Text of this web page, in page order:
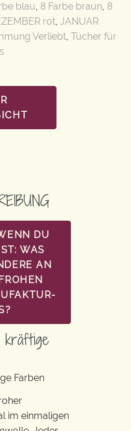
blau, 8 Farbe braun, 8
rot, JANUAR
Verliebt, Tücher für
DU
WAS
AN
kräftige
Farben
im einmaligen